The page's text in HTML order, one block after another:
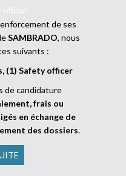
officer
de ses
SAMBRADO, nous
suivants :
(1) Safety officer
de candidature
frais ou
en échange de
des dossiers.